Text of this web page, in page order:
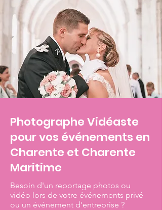
Photographe Vidéaste
pour vos événements en
Charente et Charente
Maritime
Besoin d'un reportage photos ou
vidéo lors de votre événements privé
ou un événement d'entreprise ?